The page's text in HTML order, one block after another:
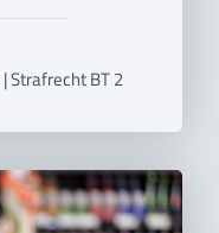
|Strafrecht BT 2